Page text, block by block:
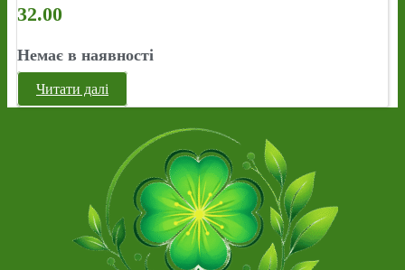
32.00
Немає в наявності
Читати далі